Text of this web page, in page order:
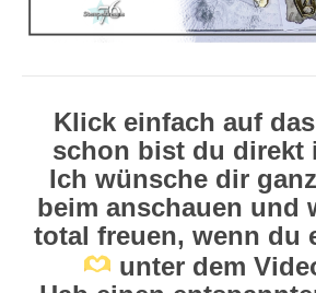
Klick einfach auf
schon bist du direkt
Ich wünsche dir
beim anschauen und
total freuen, wenn du
unter dem